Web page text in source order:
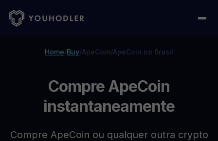
Home/Buy/ApeCoin/ApeCoin no Brasil
Compre ApeCoin
instantaneamente
Compre ApeCoin ou qualquer outra crypto